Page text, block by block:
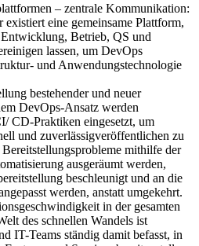
– zentrale Kommunikation:
eine gemeinsame Plattform,
Betrieb, QS und
lassen, um DevOps
und Anwendungstechnologie
bestehender und neuer
DevOps-Ansatz werden
CD-Praktiken eingesetzt, um
und zuverlässigveröffentlichen zu
mithilfe der
ausgeräumt werden,
beschleunigt und an die
werden, anstatt umgekehrt.
in der gesamten
des schnellen Wandels ist
IT-Teams ständig damit befasst, in